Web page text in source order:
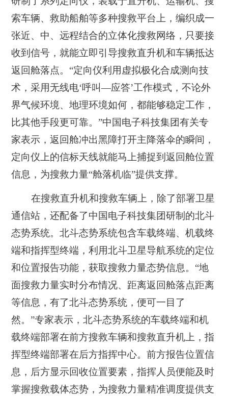
索车辆、救助船舶等多种搜救平台上，编织成一
张近、中、远程结合的立体化搜救网络，只要接
收到信号，就能立即引导搜救直升机和车辆抵达
返回舱落点。“定向仪利用虚拟极化合成测向技
术，采用无线电‘呼叫—应答’工作模式，不论外
界气候环境、地理环境如何，都能够稳定工作，
比其他手段更可靠。”中国电子科技集团有关专
家表示，返回舱冲出黑障打开主降落伞的瞬间，
定向仪上的信标天线就能马上捕捉到返回舱位置
信息，为搜救力量“舱落机临”提供支撑。
在搜救直升机和搜救车辆上，除了部署卫星
通信站，还配备了中国电子科技集团研制的北斗
态势系统。北斗态势系统包含车载终端、机载终
端和指挥型终端，利用北斗卫星导航系统的定位
和位置报告功能，获取搜救力量态势信息。“地
面搜救力量实时分布情况、距离返回舱落点距离
等信息，有了北斗态势系统，便可一目了
然。”专家表示，北斗态势系统的车载终端和机
载终端部署在前方搜救车辆和搜救直升机上，指
挥型终端部署在后方指挥中心。前方报告位置信
息，后方显示回收位置要素，指挥人员便能及时
掌握搜救载体态势，为搜救力量精准调度提供支